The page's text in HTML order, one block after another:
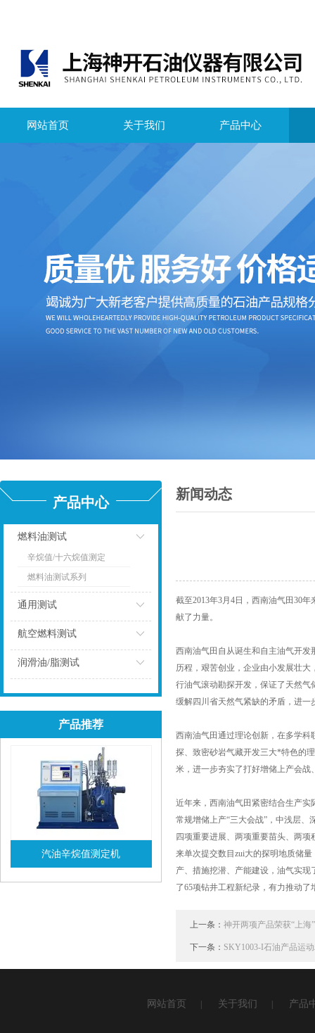
网站首页 关于我们 产品中心
产品中心
燃料油测试
点击
辛烷值/十六烷值测定
燃料油测试系列
通用测试
航空燃料测试
润滑油/脂测试
产品推荐
汽油辛烷值测定机
查看详情
新闻动态
截至2013年3月4日，西南油气田30
献了力量。
西南油气田自从诞生和自主油气开
历程，艰苦创业，企业由小发展壮
行油气滚动勘探开发，保证了天然气
缓解四川省天然气紧缺的矛盾，进一
西南油气田通过理论创新，在多学
探、致密砂岩气藏开发三大*特色的
米，进一步夯实了打好增储上产会战
近年来，西南油气田紧密结合生产实
常规增储上产“三大会战”，中浅层
四项重要进展、两项重要苗头、两项
来单次提交数目zui大的探明地质储
产、措施挖潜、产能建设，油气实
了65项钻井工程新纪录，有力推动
上一条： 神开两项产品荣获“上海
下一条： SKY1003-I石油产品运
网站首页 关于我们 产品